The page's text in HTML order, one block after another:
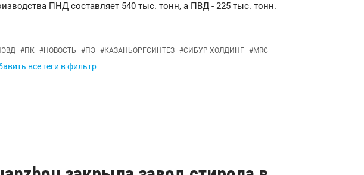
ПНД составляет 540 тыс. тонн, а ПВД - 225 тыс. тонн.
#ПК #НОВОСТЬ #ПЭ #КАЗАНЬОРГСИНТЕЗ #СИБУР ХОЛДИНГ #MRC
все теги в фильтр